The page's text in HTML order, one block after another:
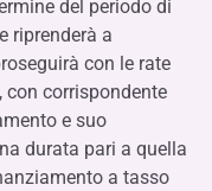
del periodo di
riprenderà a
con le rate
con corrispondente
e suo
durata pari a quella
a tasso